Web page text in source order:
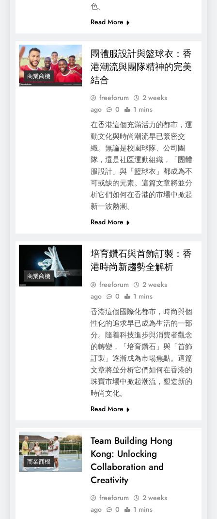
手機維修大揭秘：教你自己動手修理
搬屋倉與搬屋：香港市民的智慧選擇與生活
長期保持浪漫的關係
色。
Read More
商業商機
團體服設計與籃球衣：香
港潮流與團隊精神的完美
結合
freeforum
2 weeks
ago
0 1 mins
在香港這個充滿活力的都市，運
動文化與時尚潮流早已緊密交
織。無論是校園球隊、公司團
隊，還是社區運動組織，「團體
服設計」與「籃球衣」都成為不
可或缺的元素。這篇文章將並分
析它們如何在香港的市場中掀起
新一波熱潮。
Read More
商業商機
培育鑽石與首飾訂製：香
港時尚新趨勢全解析
freeforum
2 weeks
ago
0 1 mins
香港這個國際化都市，時尚與個
性化的追求早已成為生活的一部
分。隨着科技進步與消費者觀念
的轉變，「培育鑽石」與「首飾
訂製」逐漸成為市場焦點。這篇
文章將並分析它們如何在香港的
珠寶市場中掀起潮流，塑造新的
時尚文化。
Read More
商業商機
Team Building Hong
Kong: Unlocking
Collaboration and
Creativity
freeforum
2 weeks
ago
0 1 mins